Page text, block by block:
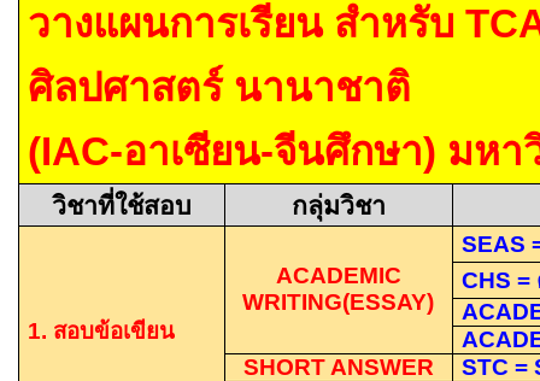
วางแผนการเรียน สำหรับ
ศิลปศาสตร์ นานาชาติ
(IAC-อาเซียน-จีนศึกษา) มหา
วิชาที่ใช้สอบ กลุ่มวิชา
1. สอบข้อเขียน
ACADEMIC
WRITING(ESSAY)
SEAS
CHS =
SHORT ANSWER
STC =